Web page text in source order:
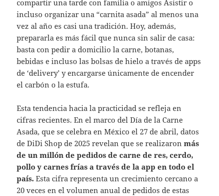
compartir una tarde con familia o amigos Asistir o
incluso organizar una “carnita asada” al menos una
vez al año es casi una tradición. Hoy, además,
prepararla es más fácil que nunca sin salir de casa:
basta con pedir a domicilio la carne, botanas,
bebidas e incluso las bolsas de hielo a través de apps
de ‘delivery’ y encargarse únicamente de encender
el carbón o la estufa.
Esta tendencia hacia la practicidad se refleja en
cifras recientes. En el marco del Día de la Carne
Asada, que se celebra en México el 27 de abril, datos
de DiDi Shop de 2025 revelan que se realizaronmás
de un millón de pedidos de carne de res, cerdo,
pollo y carnes frías a través de la app en todo el
país. Esta cifra representa un crecimiento cercano a
20 veces en el volumen anual de pedidos de estas